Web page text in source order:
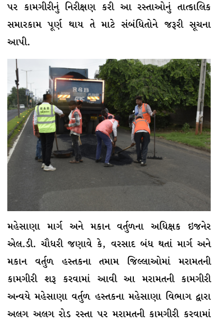
પર કામગીરીનું નિરીક્ષણ કરી આ રસ્તાઓનું તાત્કાલિક
સમારકામ પૂર્ણ થાય તે માટે સંબંધિતોને જરૂરી સૂચના
આપી.
મહેસાણા માર્ગ અને મકાન વર્તુળના અધિક્ષક ઇજનેર
એલ.ડી. ચૌધરી જણાવે કે, વરસાદ બંધ થતાં માર્ગ અને
મકાન વર્તુળ હસ્તકના તમામ જિલ્લાઓમાં મરામતની
કામગીરી શરૂ કરવામાં આવી આ મરામતની કામગીરી
અન્વયે મહેસાણા વર્તુળ હસ્તકના મહેસાણા વિભાગ દ્વારા
અલગ અલગ રોડ રસ્તા પર મરામતની કામગીરી કરવામાં